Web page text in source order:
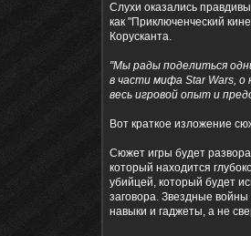
Слухи оказались
как "Приключенческий
Корусканта.
"Мы рады поделиться
в части мифа Star Wars,
весь игровой опыт и
Вот краткое изложение
Сюжет игры будет
который находится
убийцей, который будет
заговора. Звездные войны
навыки и гаджеты, а не